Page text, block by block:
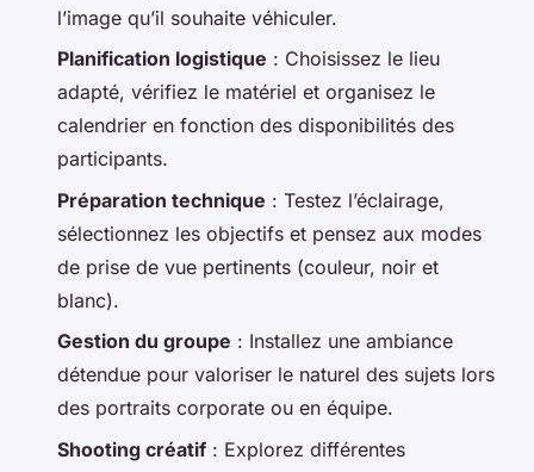
l’image qu’il souhaite véhiculer.
Planification logistique : Choisissez le lieu
adapté, vérifiez le matériel et organisez le
calendrier en fonction des disponibilités des
participants.
Préparation technique : Testez l’éclairage,
sélectionnez les objectifs et pensez aux modes
de prise de vue pertinents (couleur, noir et
blanc).
Gestion du groupe : Installez une ambiance
détendue pour valoriser le naturel des sujets lors
des portraits corporate ou en équipe.
Shooting créatif : Explorez différentes